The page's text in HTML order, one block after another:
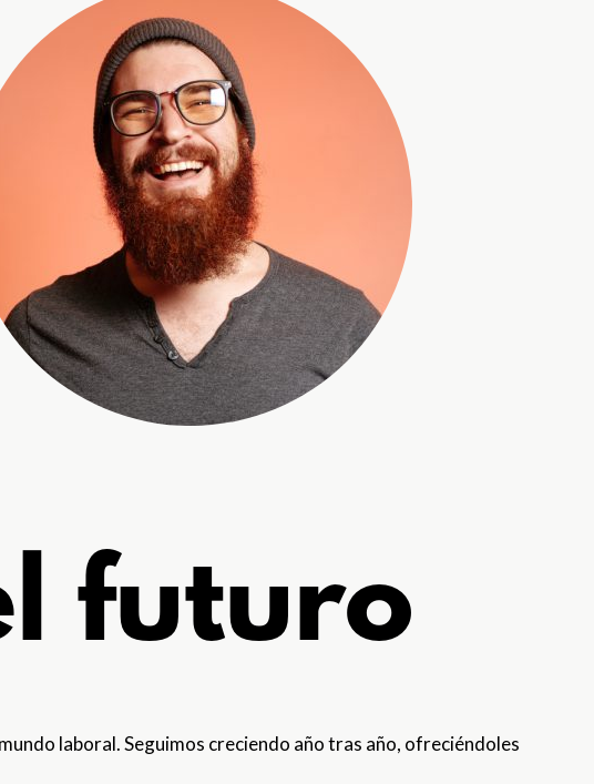
futuro
laboral. Seguimos creciendo año tras año, ofreciéndoles